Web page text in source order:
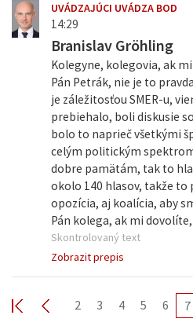
UVÁDZAJÚCI UVÁDZA BOD
14:29
Branislav Gröhling
Kolegyne, kolegovia, ak
Pán Petrák, nie je to
je záležitosťou SMER-u,
prebiehalo, boli diskusie
bolo to naprieč všetkými
celým politickým
dobre pamätám, tak to
okolo 140 hlasov, takže to
opozícia, aj koalícia, aby
Pán kolega, ak mi dovolíte,
Skontrolovaný text
Zobrazit prepis
2 3 4 5 6 7